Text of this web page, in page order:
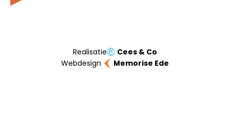
Realisatie
Cees & Co
Webdesign
Memorise Ede